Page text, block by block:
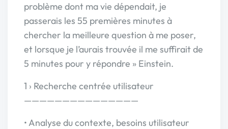
problème dont ma vie dépendait, je
passerais les 55 premières minutes à
chercher la meilleure question à me poser,
et lorsque je l’aurais trouvée il me suffirait de
5 minutes pour y répondre » Einstein.
1 › Recherche centrée utilisateur
———————————————
• Analyse du contexte, besoins utilisateur